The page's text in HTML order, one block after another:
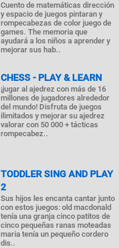
Cuento de matemáticas dirección
y espacio de juegos pintaran y
rompecabezas de color juego de
games. The memoria que
ayudará a los niños a aprender y
mejorar sus hab..
CHESS - PLAY & LEARN
¡jugar al ajedrez con más de 16
millones de jugadores alrededor
del mundo! Disfruta de juegos
ilimitados y mejorar su ajedrez
valorar con 50 000 + tácticas
rompecabez..
TODDLER SING AND PLAY
2
Sus hijos les encanta cantar junto
con estos juegos: old macdonald
tenía una granja cinco patitos de
cinco pequeñas ranas moteadas
maria tenía un pequeño cordero
dis..